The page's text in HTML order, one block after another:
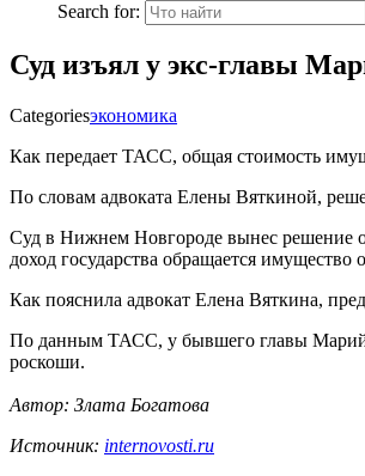
Search for:
Суд изъял у экс-главы
Categoriesэкономика
Как передает ТАСС, общая стоимость
По словам адвоката Елены Вяткиной,
Суд в Нижнем Новгороде вынес решение
доход государства обращается
Как пояснила адвокат Елена Вяткина,
По данным ТАСС, у бывшего главы Марий
роскоши.
Автор: Злата Богатова
Источник: internovosti.ru